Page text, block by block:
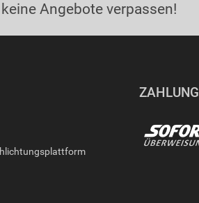
Angebote verpassen!
ZAHLUNG